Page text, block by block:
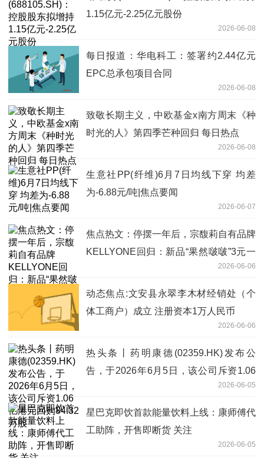
1.15亿元-2.25亿元股份
2026-06-08
每日报道：华电科工：签署约2.44亿元
EPC总承包项目合同
2026-06-08
致敬长期主义，中欧基金x南方周末《种
时光的人》第四季芒种回归 每日热点
2026-06-08
生意社PP(纤维)6月7日均线下穿 均差
为-6.88元/吨|焦点要闻
2026-06-07
焦点热文：停摆一年后，宗馥莉自有品牌
KELLYONE回归：新品“果然啵啵”3元一
2026-06-06
动态焦点:文安县永翠李木材经销处（个
体工商户）成立 注册资本1万人民币
2026-06-06
热头条丨药明康德(02359.HK)发布公
告，于2026年6月5日，该公司斥资1.06
2026-06-05
星巴克即饮首款能量饮料上线：康师傅代
工助阵，开售即断货 关注
2026-06-05